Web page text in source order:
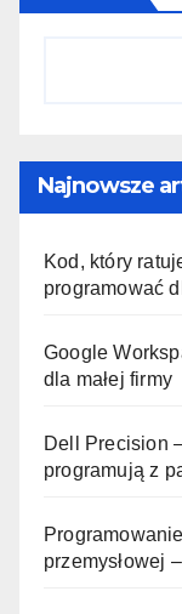
Najnowsze
Kod, który
programować
Google
dla małej firmy
Dell Precision
programują z
przemysłowej